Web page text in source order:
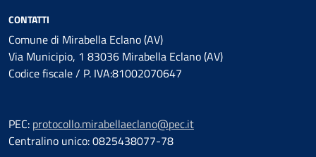
CONTATTI
Comune di Mirabella Eclano (AV)
Via Municipio, 1 83036 Mirabella Eclano (AV)
Codice fiscale / P. IVA:81002070647
PEC: protocollo.mirabellaeclano@pec.it
Centralino unico: 0825438077-78